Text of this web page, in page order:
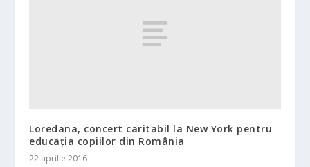
Loredana, concert caritabil la New York pentru
educația copiilor din România
22 aprilie 2016